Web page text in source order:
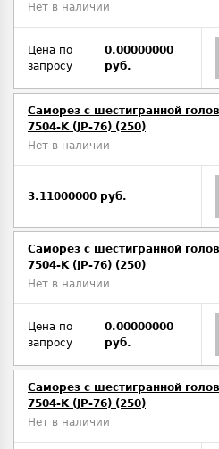
Нет в наличии
Цена по
запросу
0.00000000
руб.
Саморез с шестигранной
7504-K (JP-76) (250)
Нет в наличии
3.11000000 руб.
Саморез с шестигранной
7504-K (JP-76) (250)
Нет в наличии
Цена по
запросу
0.00000000
руб.
Саморез с шестигранной
7504-K (JP-76) (250)
Нет в наличии